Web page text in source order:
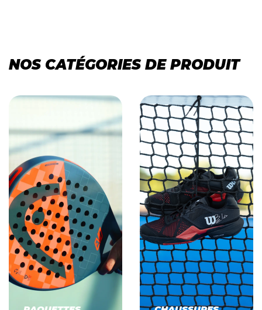
NOS CATÉGORIES DE PRODUIT